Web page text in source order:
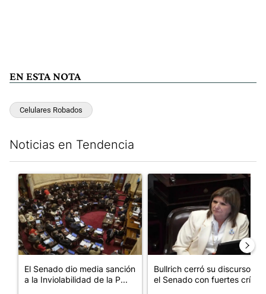
EN ESTA NOTA
Celulares Robados
Noticias en Tendencia
Un artículo de tendencia con el título "El Senado dio media
El Senado dio media sanción
a la Inviolabilidad de la P...
Un artículo de tendencia
Bullrich cerró su discurso en
el Senado con fuertes crí...